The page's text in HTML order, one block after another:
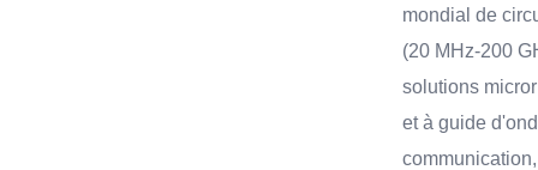
mondial de
(20 MHz-200
solutions
et à guide